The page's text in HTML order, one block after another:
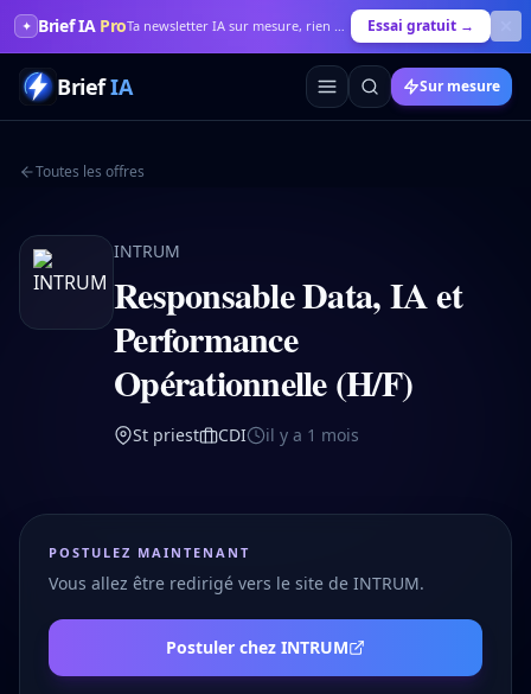
✦ Brief IA Pro Ta newsletter IA sur mesure, rien que pour toi Essai gratuit →
BriefIA Sur mesure
Toutes les offres
INTRUM
Responsable Data, IA et
Performance
Opérationnelle (H/F)
St priest CDI il y a 1 mois
POSTULEZ MAINTENANT
Vous allez être redirigé vers le site de INTRUM.
Postuler chez INTRUM